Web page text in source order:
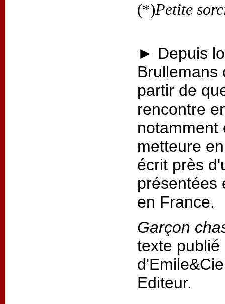
(*)Petite
► Depuis
Brullemans
partir de
rencontre
notamment
metteure
écrit près
présentées
en France.
Garçon
texte
Editeur.